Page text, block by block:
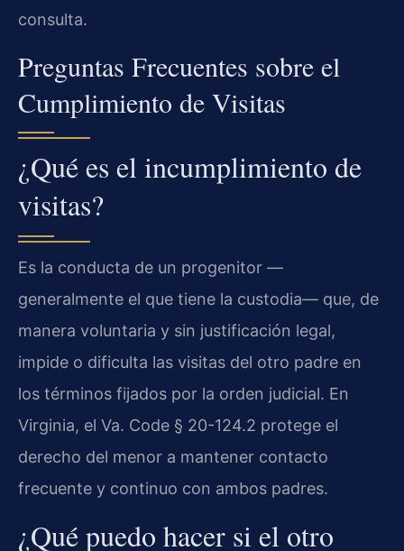
consulta.
Preguntas Frecuentes sobre el
Cumplimiento de Visitas
¿Qué es el incumplimiento de
visitas?
Es la conducta de un progenitor —
generalmente el que tiene la custodia— que, de
manera voluntaria y sin justificación legal,
impide o dificulta las visitas del otro padre en
los términos fijados por la orden judicial. En
Virginia, el Va. Code § 20-124.2 protege el
derecho del menor a mantener contacto
frecuente y continuo con ambos padres.
¿Qué puedo hacer si el otro